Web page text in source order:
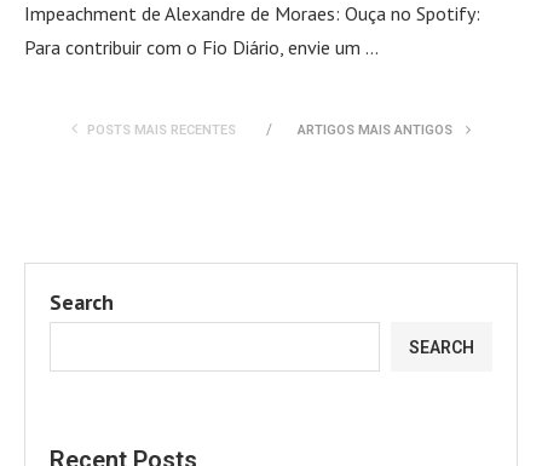
Impeachment de Alexandre de Moraes: Ouça no Spotify:
Para contribuir com o Fio Diário, envie um …
POSTS MAIS RECENTES ARTIGOS MAIS ANTIGOS
Search
SEARCH
Recent Posts